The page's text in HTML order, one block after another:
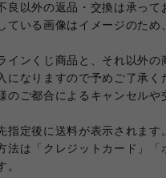
良以外の返品・交換は承って
ている画像はイメージのため
インくじ商品と、それ以外
になりますので予めご了承く
のご都合によるキャンセル
指定後に送料が表示されます。
法は「クレジットカード」
。